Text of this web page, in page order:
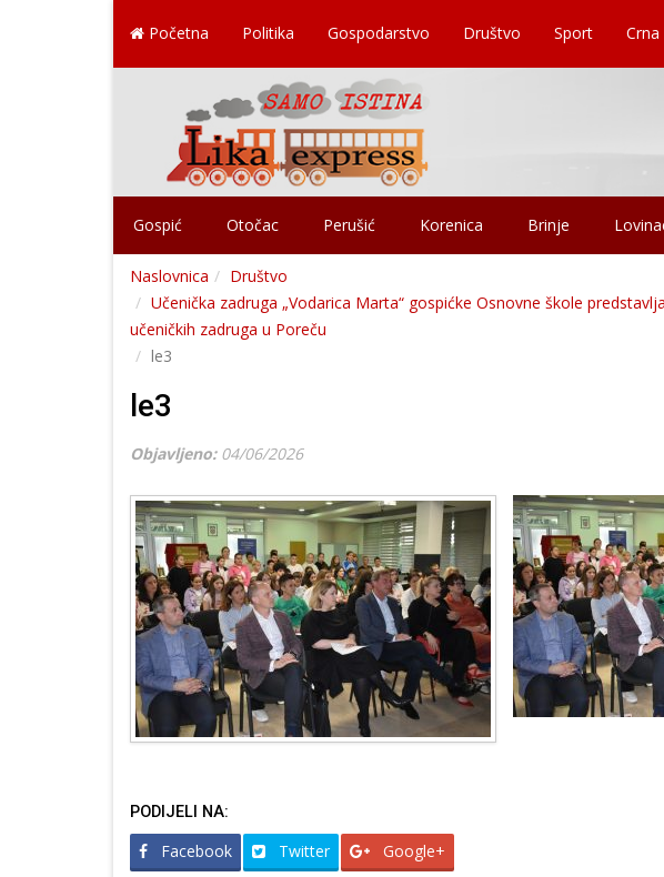
Početna Politika Gospodarstvo Društvo Sport
Gospić Otočac Perušić Korenica Brinje
Naslovnica
Društvo
Učenička zadruga „Vodarica Marta“ gospićke Osnovne škole
učeničkih zadruga u Poreču
le3
le3
Objavljeno: 04/06/2026
PODIJELI NA:
Facebook Twitter Google+